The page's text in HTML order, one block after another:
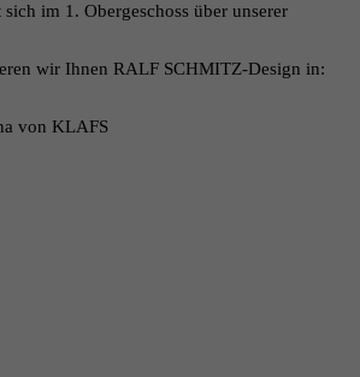
im 1. Obergeschoss über unserer
wir Ihnen RALF SCHMITZ-Design in:
von KLAFS